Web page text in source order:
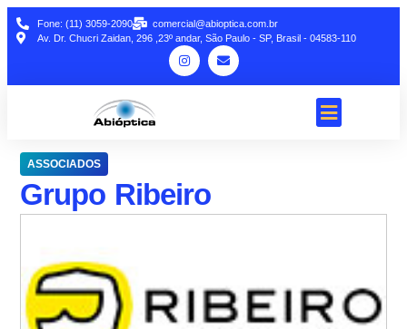
Fone: (11) 3059-2090
comercial@abioptica.com.br
Av. Dr. Chucri Zaidan, 296 ,23º andar, São Paulo - SP, Brasil - 04583-110
ASSOCIADOS
Grupo Ribeiro